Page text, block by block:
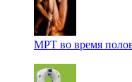
МРТ во время